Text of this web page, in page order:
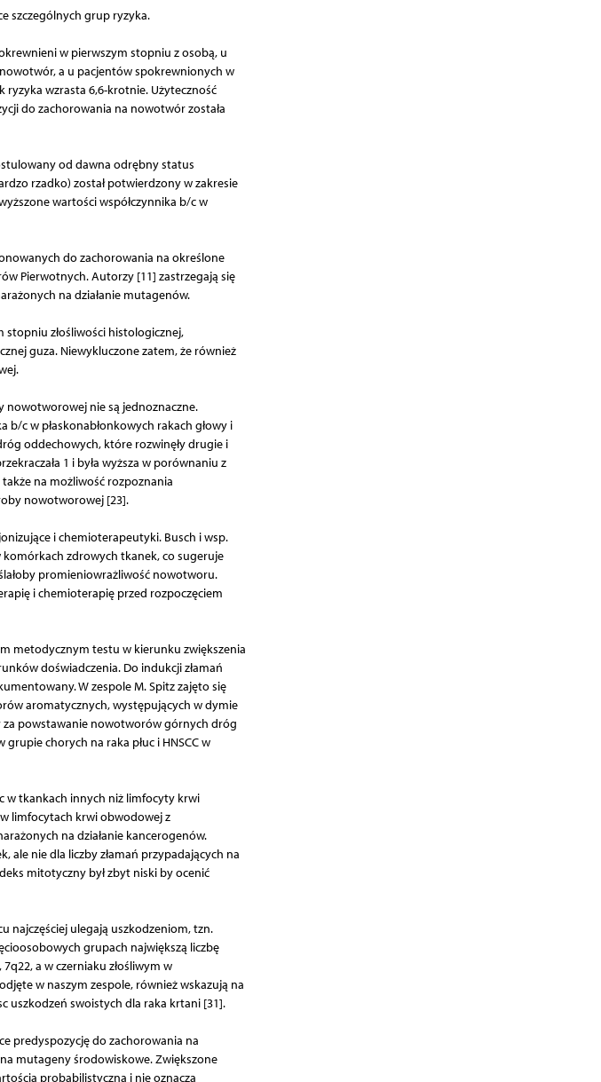
szczególnych grup ryzyka.
w pierwszym stopniu z osobą, u
a u pacjentów spokrewnionych w
wzrasta 6,6-krotnie. Użyteczność
do zachorowania na nowotwór została
od dawna odrębny status
rzadko) został potwierdzony w zakresie
wartości współczynnika b/c w
do zachorowania na określone
Pierwotnych. Autorzy [11] zastrzegają się
na działanie mutagenów.
złośliwości histologicznej,
guza. Niewykluczone zatem, że również
nie są jednoznaczne.
c w płaskonabłonkowych rakach głowy i
oddechowych, które rozwinęły drugie i
1 i była wyższa w porównaniu z
na możliwość rozpoznania
nowotworowej [23].
i chemioterapeutyki. Busch i wsp.
komórkach zdrowych tkanek, co sugeruje
promieniowrażliwość nowotworu.
i chemioterapię przed rozpoczęciem
metodycznym testu w kierunku zwiększenia
doświadczenia. Do indukcji złamań
W zespole M. Spitz zajęto się
aromatycznych, występujących w dymie
za powstawanie nowotworów górnych dróg
chorych na raka płuc i HNSCC w
w tkankach innych niż limfocyty krwi
limfocytach krwi obwodowej z
na działanie kancerogenów.
nie dla liczby złamań przypadających na
mitotyczny był zbyt niski by ocenić
najczęściej ulegają uszkodzeniom, tzn.
grupach największą liczbę
a w czerniaku złośliwym w
w naszym zespole, również wskazują na
uszkodzeń swoistych dla raka krtani [31].
predyspozycję do zachorowania na
mutageny środowiskowe. Zwiększone
probabilistyczną i nie oznacza